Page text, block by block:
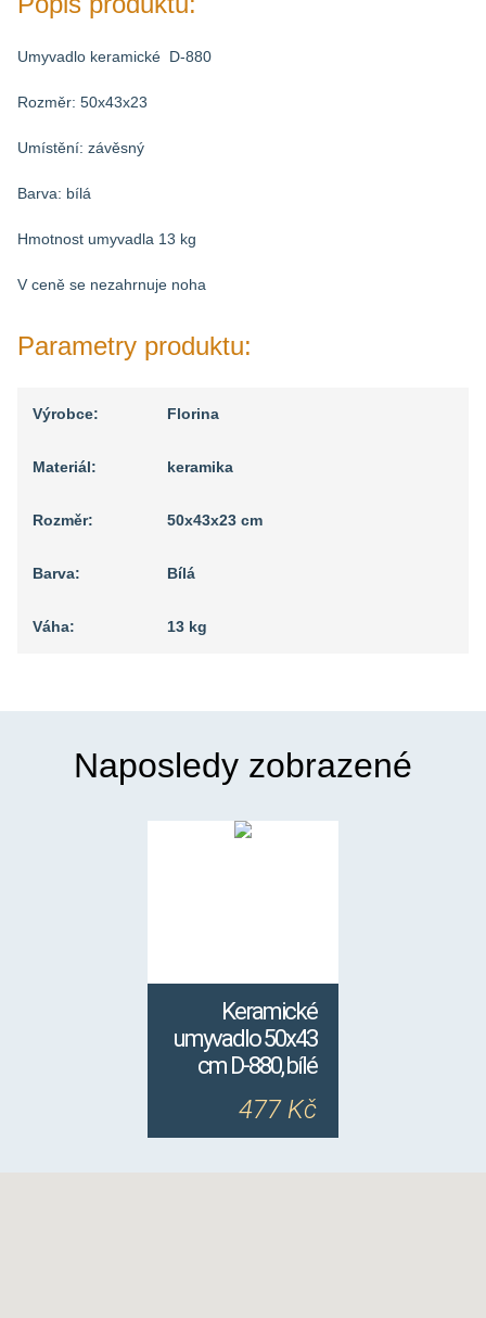
Umyvadlo keramické D-880
Rozměr: 50x43x23
Umístění: závěsný
Barva: bílá
Hmotnost umyvadla 13 kg
V ceně se nezahrnuje noha
Parametry produktu:
Výrobce: Florina
Materiál: keramika
Rozměr: 50x43x23 cm
Barva: Bílá
Váha: 13 kg
Naposledy zobrazené
Keramické
umyvadlo 50x43
cm D-880, bílé
477 Kč